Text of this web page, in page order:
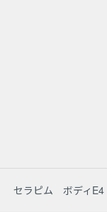
セラピム ボディE4